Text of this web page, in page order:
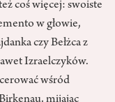
coś więcej: swoiste
w głowie,
czy Bełżca z
Izraelczyków.
wśród